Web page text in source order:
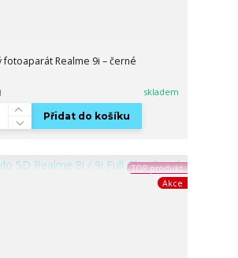
fotoaparát Realme 9i – černé
skladem
Přidat do košíku
TOP produkt
Akce